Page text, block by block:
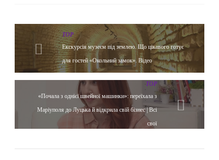
TOP
Екскурсія музеєм під землею. Що цікавого готує
для гостей «Окольний замок». Відео
TOP
«Почала з однієї швейної машинки»: переїхала з
Маріуполя до Луцька й відкрила свій бізнес | Всі
свої